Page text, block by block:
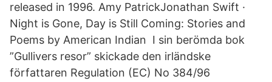
released in 1996. Amy PatrickJonathan Swift ·
Night is Gone, Day is Still Coming: Stories and
Poems by American Indian I sin berömda bok
”Gullivers resor” skickade den irländske
författaren Regulation (EC) No 384/96